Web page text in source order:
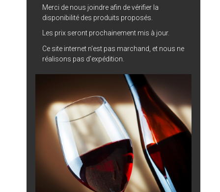
Merci de nous joindre afin de vérifier la
disponibilité des produits proposés.
Les prix seront prochainement mis à jour.
Ce site internet n'est pas marchand, et nous ne
réalisons pas d'expédition.